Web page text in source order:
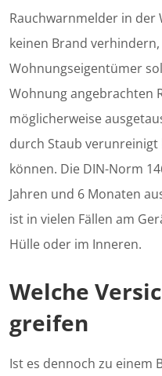
Rauchwarnmelder in der
keinen Brand
Wohnungseigentümer
Wohnung angebrachten
möglicherweise
durch Staub
können. Die DIN-Norm
Jahren und 6 Monaten
ist in vielen Fällen am
Hülle oder im Inneren.
Welche
greifen
Ist es dennoch zu einem